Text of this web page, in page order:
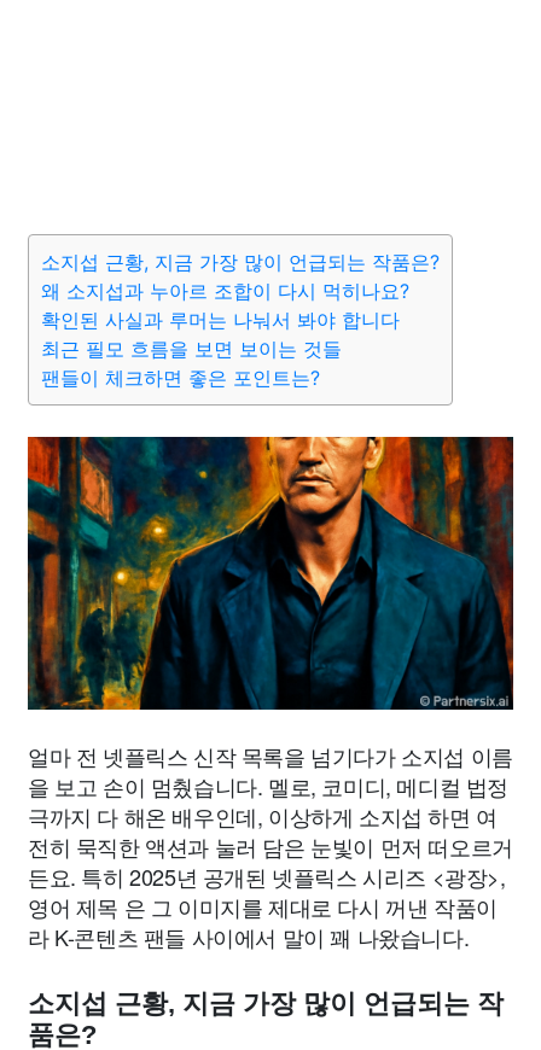
소지섭 근황, 지금 가장 많이 언급되는 작품은?
왜 소지섭과 누아르 조합이 다시 먹히나요?
확인된 사실과 루머는 나눠서 봐야 합니다
최근 필모 흐름을 보면 보이는 것들
팬들이 체크하면 좋은 포인트는?
얼마 전 넷플릭스 신작 목록을 넘기다가 소지섭 이름
을 보고 손이 멈췄습니다. 멜로, 코미디, 메디컬 법정
극까지 다 해온 배우인데, 이상하게 소지섭 하면 여
전히 묵직한 액션과 눌러 담은 눈빛이 먼저 떠오르거
든요. 특히 2025년 공개된 넷플릭스 시리즈 <광장>,
영어 제목 은 그 이미지를 제대로 다시 꺼낸 작품이
라 K-콘텐츠 팬들 사이에서 말이 꽤 나왔습니다.
소지섭 근황, 지금 가장 많이 언급되는 작
품은?